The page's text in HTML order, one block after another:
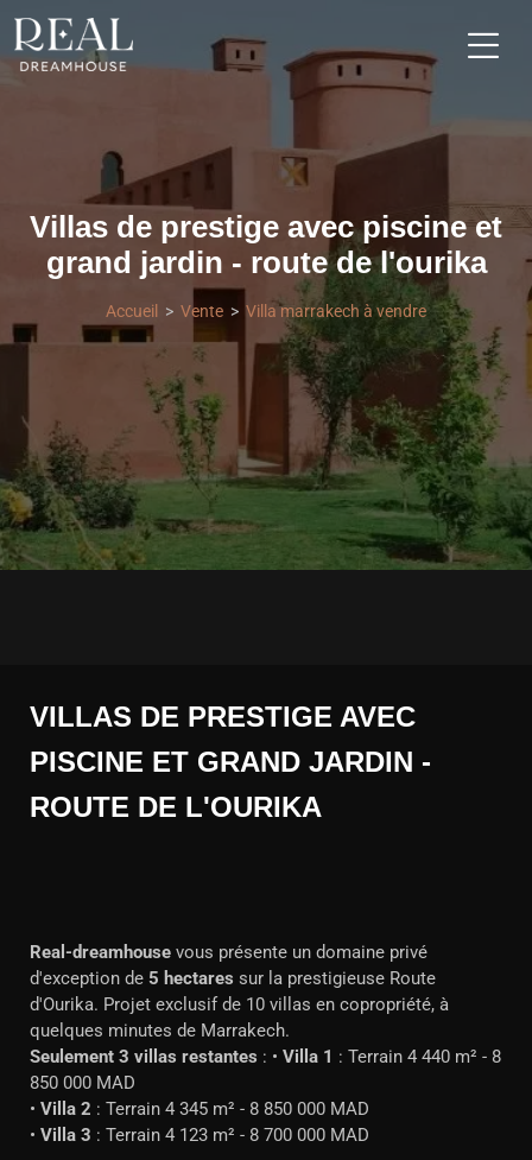
Villas de prestige avec piscine et
grand jardin - route de l'ourika
Accueil Vente Villa marrakech à vendre
VILLAS DE PRESTIGE AVEC
PISCINE ET GRAND JARDIN -
ROUTE DE L'OURIKA
Real-dreamhouse vous présente un domaine privé
d'exception de 5 hectares sur la prestigieuse Route
d'Ourika. Projet exclusif de 10 villas en copropriété, à
quelques minutes de Marrakech.
Seulement 3 villas restantes : • Villa 1 : Terrain 4 440 m² - 8
850 000 MAD
• Villa 2 : Terrain 4 345 m² - 8 850 000 MAD
• Villa 3 : Terrain 4 123 m² - 8 700 000 MAD